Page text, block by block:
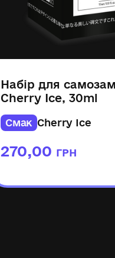
Набір для
Cherry Ice, 30ml
Смак Cherry Ice
270,00 ГРН